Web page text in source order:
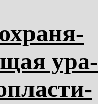
ура­